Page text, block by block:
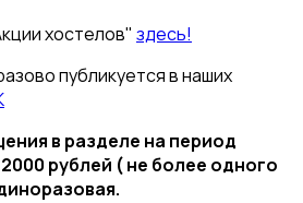
хостелов" здесь!
публикуется в наших
в разделе на период
рублей ( не более одного